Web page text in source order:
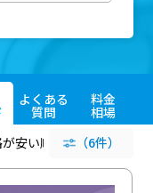
よくある
質問
料金
相場
安い順 評価が高い順
（6件）